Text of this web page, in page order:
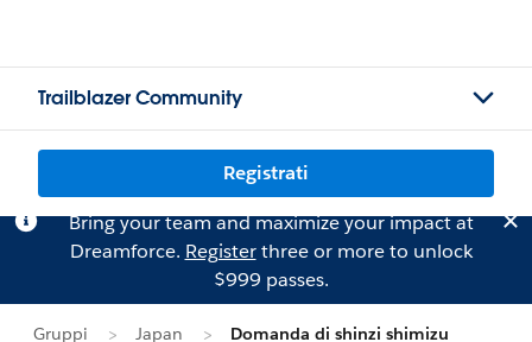
Trailblazer Community
Registrati
Bring your team and maximize your impact at
Dreamforce. Registerthree or more to unlock
$999 passes.
Gruppi Japan Domanda di shinzi shimizu